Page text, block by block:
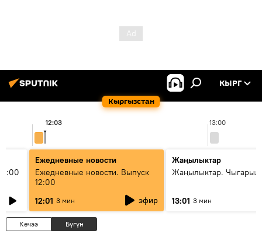
Кыргызстан
КЫРГ
13:00
12:03
Ежедневные новости
Ежедневные новости. Выпуск
12:00
12:01 3 мин эфир
Жаңылыктар
Жаңылыктар.
13:01 3 мин
Кечээ Бүгүн